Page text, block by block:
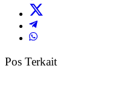
Pos Terkait